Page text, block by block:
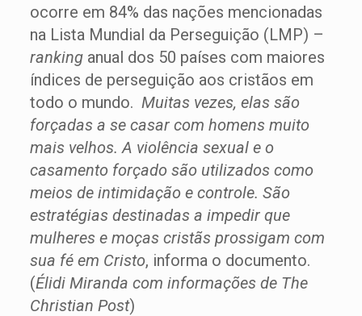
ocorre em 84% das nações mencionadas
na Lista Mundial da Perseguição (LMP) –
rankinganual dos 50 países com maiores
índices de perseguição aos cristãos em
todo o mundo. Muitas vezes, elas são
forçadas a se casar com homens muito
mais velhos. A violência sexual e o
casamento forçado são utilizados como
meios de intimidação e controle. São
estratégias destinadas a impedir que
mulheres e moças cristãs prossigam com
sua fé em Cristo, informa o documento.
(Élidi Miranda com informações de The
Christian Post)